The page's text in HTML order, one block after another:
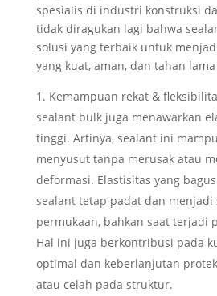
spesialis di industri konstruksi
tidak diragukan lagi bahwa
solusi yang terbaik untuk
yang kuat, aman, dan tahan
Kemampuan rekat &
sealant bulk juga menawarkan
tinggi. Artinya, sealant ini
menyusut tanpa merusak atau
deformasi. Elastisitas yang
sealant tetap padat dan menjadi
permukaan, bahkan saat terjadi
Hal ini juga berkontribusi pada
optimal dan keberlanjutan
atau celah pada struktur.